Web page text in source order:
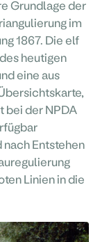
Grundlage der
im
1867. Die elf
heutigen
eine aus
bei der NPDA
Entstehen
Linien in die